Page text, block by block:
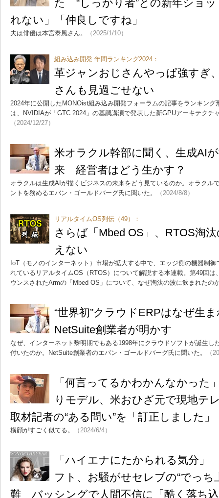
た “しっかり者”との新年ショ
れない」「仲良しですね」
夫は俳優は本宮泰風さん。 （2025/1/10）
組み込み開発 年間ランキング2024：
革ジャンおじさんやっぱ強すぎ
さんも見過ごせない
2024年に公開したMONOist組み込み開発フォーラムの記事をランキング
は、NVIDIAが「GTC 2024」の基調講演で発表した新GPUアーキテクチ
（2024/12/27）
米オラクル幹部に聞く、生成AI
来 経営者はどう生かす？
オラクルは生成AIが描くビジネスの未来をどう見ているのか。オラクル
ントを務めるエバン・ゴールドバーグ氏に聞いた。
（2024/8/8）
リアルタイムOS列伝（49）：
さらば「Mbed OS」、RTOS淘
えない
IoT（モノのインターネット）市場が拡大する中で、エッジ側の機器制
れているリアルタイムOS（RTOS）について解説する本連載。第49回
ウンスされたArmの「Mbed OS」について、なぜ淘汰の波に飲まれたの
“世界初”クラウドERPはなぜ生
NetSuite創業者が明かす
なぜ、インターネット黎明期でもある1998年にクラウドソフトが誕生し
付いたのか。NetSuite創業者のエバン・ゴールドバーグ氏に聞いた。
（
「何言ってるかわかんなかっ
りモデル、米おひざ元で現地
取材記者の“ある問い”を「訂正しました」
横顔がすごく似てる。 （2024/6/4）
「ハイエナにたかられる気分
フト、お騒がせセレブの“でっち
難 バッシングで人間不信に「酷く落ち